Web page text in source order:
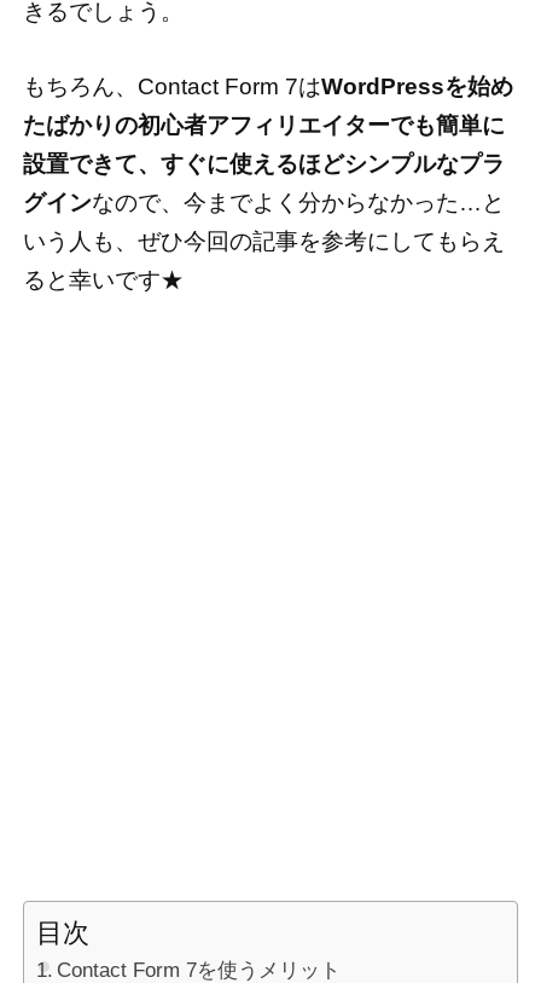
きるでしょう。
もちろん、Contact Form 7はWordPressを始め
たばかりの初心者アフィリエイターでも簡単に
設置できて、すぐに使えるほどシンプルなプラ
グインなので、今までよく分からなかった…と
いう人も、ぜひ今回の記事を参考にしてもらえ
ると幸いです★
目次
Contact Form 7を使うメリット